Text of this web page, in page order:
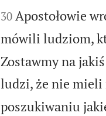


30 Apostołowie
mówili ludziom,
Zostawmy na
ludzi, że nie mieli
poszukiwaniu